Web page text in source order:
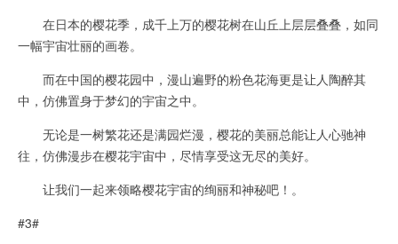
在日本的樱花季，成千上万的樱花树在山丘上层层叠叠，如同
一幅宇宙壮丽的画卷。
而在中国的樱花园中，漫山遍野的粉色花海更是让人陶醉其
中，仿佛置身于梦幻的宇宙之中。
无论是一树繁花还是满园烂漫，樱花的美丽总能让人心驰神
往，仿佛漫步在樱花宇宙中，尽情享受这无尽的美好。
让我们一起来领略樱花宇宙的绚丽和神秘吧！。
#3#